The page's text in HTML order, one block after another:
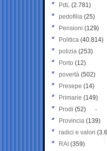
PdL (2.781)
pedofilia (25)
Pensioni (129)
Politica (40.814)
polizia (253)
Porto (12)
povertà (502)
Presepe (14)
Primarie (149)
Prodi (52)
Provincia (139)
radici e valori
RAI (359)